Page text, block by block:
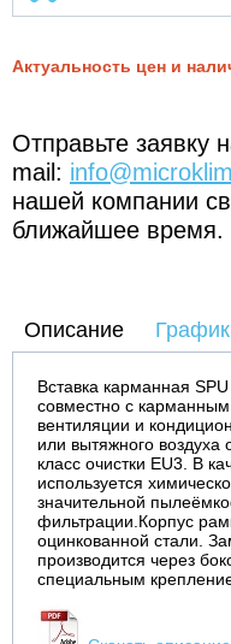
Актуальность цен и
Отправьте заявку
mail:
нашей компании
ближайшее время.
Описание
Вставка карманная
совместно с
вентиляции и
или вытяжного
класс очистки EU3. В
используется
значительной
фильтрации.Корпус
оцинкованной стали.
производится через
специальным